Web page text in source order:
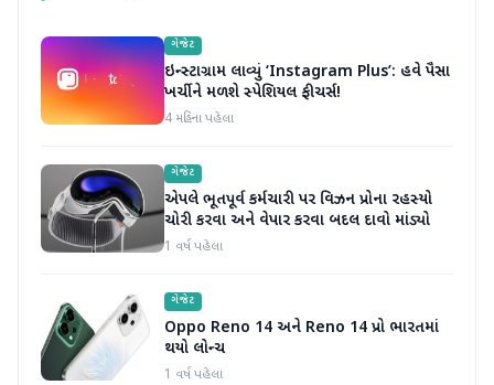
ગેજેટ
ઇન્સ્ટાગ્રામ લાવ્યું ‘Instagram Plus’: હવે પૈસા
ખર્ચીને મળશે સ્પેશિયલ ફીચર્સ!
4 મહિના પહેલા
ગેજેટ
એપલે ભૂતપૂર્વ કર્મચારી પર વિઝન પ્રોના રહસ્યો
ચોરી કરવા અને વેપાર કરવા બદલ દાવો માંડ્યો
1 વર્ષ પહેલા
ગેજેટ
Oppo Reno 14 અને Reno 14 પ્રો ભારતમાં
થયો લોન્ચ
1 વર્ષ પહેલા